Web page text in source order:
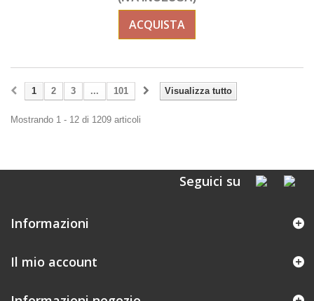
ACQUISTA
Visualizza tutto
1 2 3 ... 101
Mostrando 1 - 12 di 1209 articoli
Seguici su
Informazioni
Il mio account